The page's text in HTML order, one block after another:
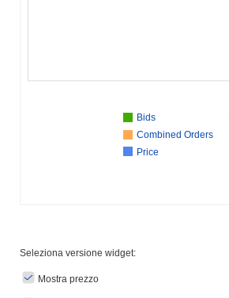
Bids
Combined Orders
Price
Seleziona versione widget:
Mostra prezzo